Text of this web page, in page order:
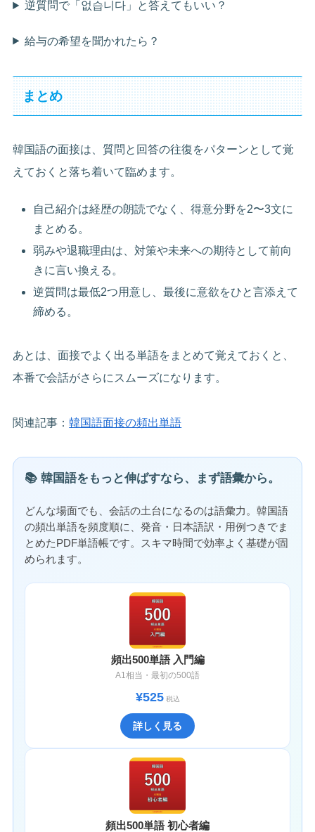
逆質問で「없습니다」と答えてもいい？
給与の希望を聞かれたら？
まとめ
韓国語の面接は、質問と回答の往復をパターンとして覚
えておくと落ち着いて臨めます。
自己紹介は経歴の朗読でなく、得意分野を2〜3文に
まとめる。
弱みや退職理由は、対策や未来への期待として前向
きに言い換える。
逆質問は最低2つ用意し、最後に意欲をひと言添えて
締める。
あとは、面接でよく出る単語をまとめて覚えておくと、
本番で会話がさらにスムーズになります。
関連記事：韓国語面接の頻出単語
📚 韓国語をもっと伸ばすなら、まず語彙から。
どんな場面でも、会話の土台になるのは語彙力。韓国語
の頻出単語を頻度順に、発音・日本語訳・用例つきでま
とめたPDF単語帳です。スキマ時間で効率よく基礎が固
められます。
頻出500単語 入門編
A1相当・最初の500語
¥525税込
詳しく見る
頻出500単語 初心者編